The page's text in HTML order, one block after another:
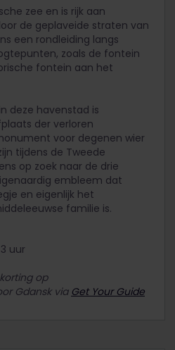
zee en is rijk aan
de geplaveide straten van
een rondleiding langs
zoals de fontein
fontein aan het
deze havenstad is
der verloren
voor degenen wier
tijdens de Tweede
op zoek naar de drie
embleem dat
en eigenlijk het
familie is.
uur
op
Gdansk via Get Your Guide